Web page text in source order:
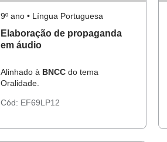
9º ano • Língua Portuguesa
Elaboração de propaganda
em áudio
Alinhado à BNCC do tema
Oralidade.
Cód: EF69LP12